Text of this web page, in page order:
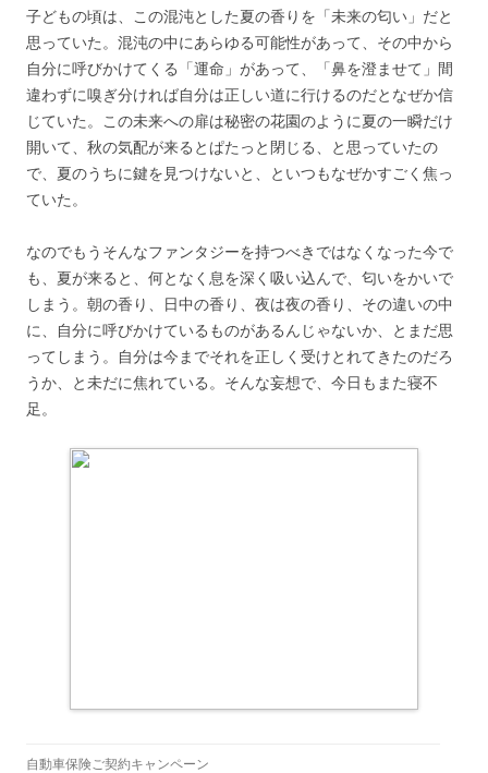
子どもの頃は、この混沌とした夏の香りを「未来の匂い」だと
思っていた。混沌の中にあらゆる可能性があって、その中から
自分に呼びかけてくる「運命」があって、「鼻を澄ませて」間
違わずに嗅ぎ分ければ自分は正しい道に行けるのだとなぜか信
じていた。この未来への扉は秘密の花園のように夏の一瞬だけ
開いて、秋の気配が来るとぱたっと閉じる、と思っていたの
で、夏のうちに鍵を見つけないと、といつもなぜかすごく焦っ
ていた。
なのでもうそんなファンタジーを持つべきではなくなった今で
も、夏が来ると、何となく息を深く吸い込んで、匂いをかいで
しまう。朝の香り、日中の香り、夜は夜の香り、その違いの中
に、自分に呼びかけているものがあるんじゃないか、とまだ思
ってしまう。自分は今までそれを正しく受けとれてきたのだろ
うか、と未だに焦れている。そんな妄想で、今日もまた寝不
足。
自動車保険ご契約キャンペーン